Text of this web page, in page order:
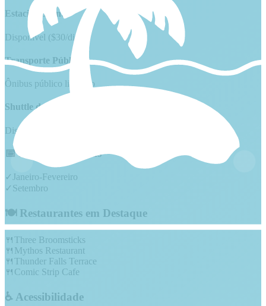
Estacionamento
Disponível ($30/dia)
Transporte Público
Ônibus público limitado
Shuttle de Hotéis
Disponível
📅 Melhores Épocas
✓ Janeiro-Fevereiro
✓ Setembro
🍽️ Restaurantes em Destaque
🍴Three Broomsticks
🍴 Mythos Restaurant
🍴Thunder Falls Terrace
🍴 Comic Strip Cafe
♿ Acessibilidade